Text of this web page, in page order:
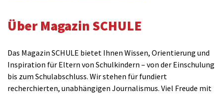
Über Magazin SCHULE
Das Magazin SCHULE bietet Ihnen Wissen, Orientierung und
Inspiration für Eltern von Schulkindern – von der Einschulung
bis zum Schulabschluss. Wir stehen für fundiert
recherchierten, unabhängigen Journalismus. Viel Freude mit